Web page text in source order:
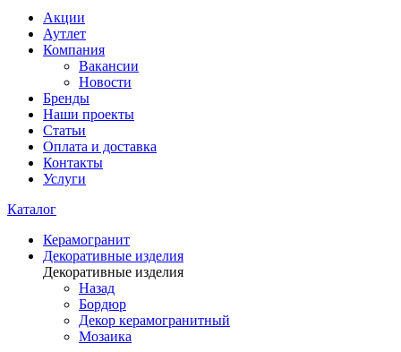
Акции
Аутлет
Компания
Вакансии
Новости
Бренды
Наши проекты
Статьи
Оплата и доставка
Контакты
Услуги
Каталог
Керамогранит
Декоративные изделия
Декоративные изделия
Назад
Бордюр
Декор керамогранитный
Мозаика